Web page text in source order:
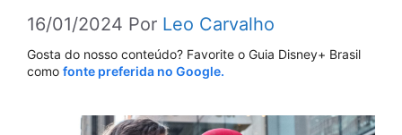
16/01/2024 Por Leo Carvalho
Gosta do nosso conteúdo? Favorite o Guia Disney+ Brasil
como fonte preferida no Google.